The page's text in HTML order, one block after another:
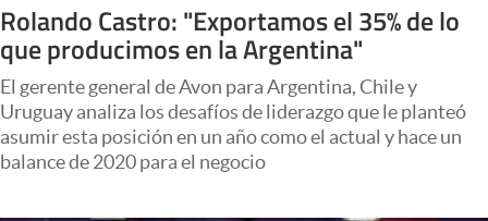
Colombia
Mercados Online
Negocios
Columnistas
Otras secciones
Rolando Castro: "Exportamos el 35% de lo
que producimos en la Argentina"
El gerente general de Avon para Argentina, Chile y
Uruguay analiza los desafíos de liderazgo que le planteó
asumir esta posición en un año como el actual y hace un
balance de 2020 para el negocio